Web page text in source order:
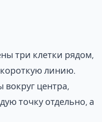
три клетки рядом,
линию.
центра,
точку отдельно, а